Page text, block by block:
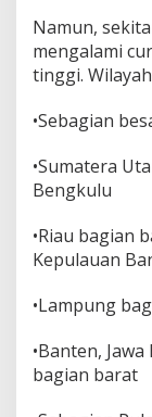
Namun,
mengalami
tinggi.
•Sebagian
•Sumatera
Bengkulu
•Riau bagian
Kepulauan
•Lampung
•Banten,
bagian barat